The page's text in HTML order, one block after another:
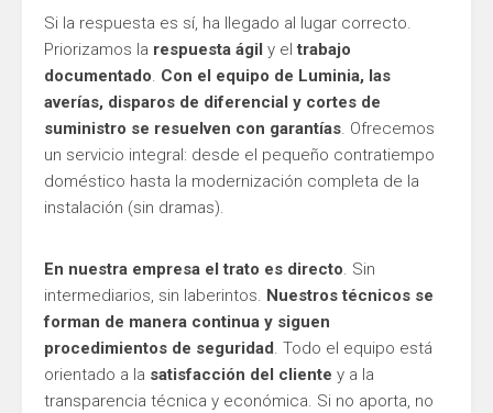
Si la respuesta es sí, ha llegado al lugar correcto.
Priorizamos la respuesta ágil y eltrabajo
documentado. Con el equipo de Luminia, las
averías, disparos de diferencial y cortes de
suministro se resuelven con garantías. Ofrecemos
un servicio integral: desde el pequeño contratiempo
doméstico hasta la modernización completa de la
instalación (sin dramas).
En nuestra empresa el trato es directo. Sin
intermediarios, sin laberintos. Nuestros técnicos se
forman de manera continua y siguen
procedimientos de seguridad. Todo el equipo está
orientado a la satisfacción del cliente y a la
transparencia técnica y económica. Si no aporta, no